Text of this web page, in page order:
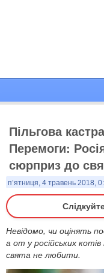
Пільгова
Перемоги:
сюрприз до
п’ятниця, 4 травень 2018,
Невідомо, чи оцінять
а от у російських
свята не любити.